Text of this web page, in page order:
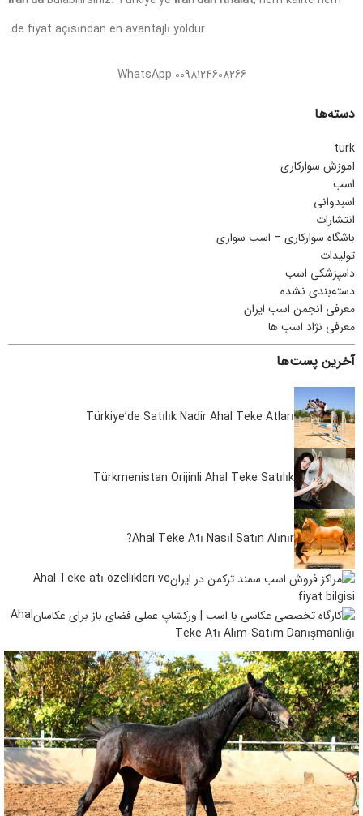
de fiyat açısından en avantajlı yoldur.
WhatsApp 0098124608266
دسته‌ها
turk
آموزش سوارکاری
اسب
اسبدوانی
انتشارات
باشگاه سوارکاری – اسب سواری
تولیدات
دامپزشکی اسب
دسته‌بندی نشده
معرفی انجمن اسب ایران
معرفی نژاد اسب ها
آخرین پست‌ها
Türkiye’de Satılık Nadir Ahal Teke Atları
Türkmenistan Orijinli Ahal Teke Satılık
Ahal Teke Atı Nasıl Satın Alınır?
Ahal Teke atı özellikleri ve
fiyat bilgisi
Ahal
Teke Atı Alım-Satım Danışmanlığı